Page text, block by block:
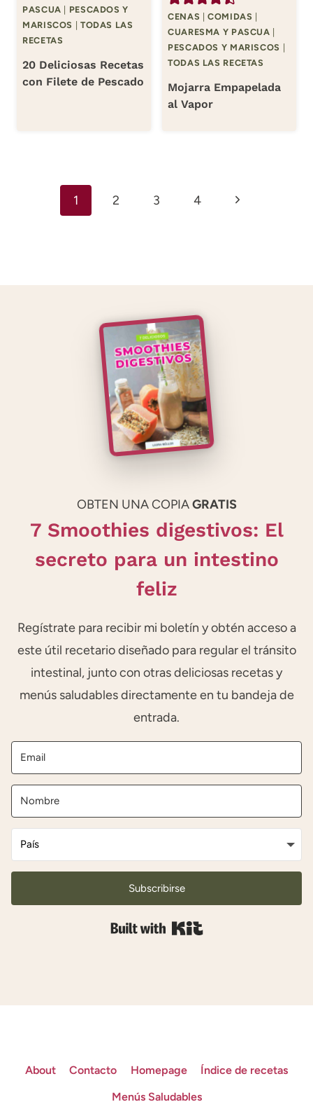
PASCUA | PESCADOS Y
MARISCOS | TODAS LAS
RECETAS
20 Deliciosas Recetas
con Filete de Pescado
CENAS |COMIDAS |
CUARESMA Y PASCUA |
PESCADOS Y MARISCOS |
TODAS LAS RECETAS
Mojarra Empapelada
al Vapor
1 2 3 4
Siguiente
OBTEN UNA COPIAGRATIS
7 Smoothies digestivos: El
secreto para un intestino
feliz
Regístrate para recibir mi boletín y obtén acceso a
este útil recetario diseñado para regular el tránsito
intestinal, junto con otras deliciosas recetas y
menús saludables directamente en tu bandeja de
entrada.
Subscribirse
Built with Kit
About Contacto Homepage
Índice de recetas
Menús Saludables